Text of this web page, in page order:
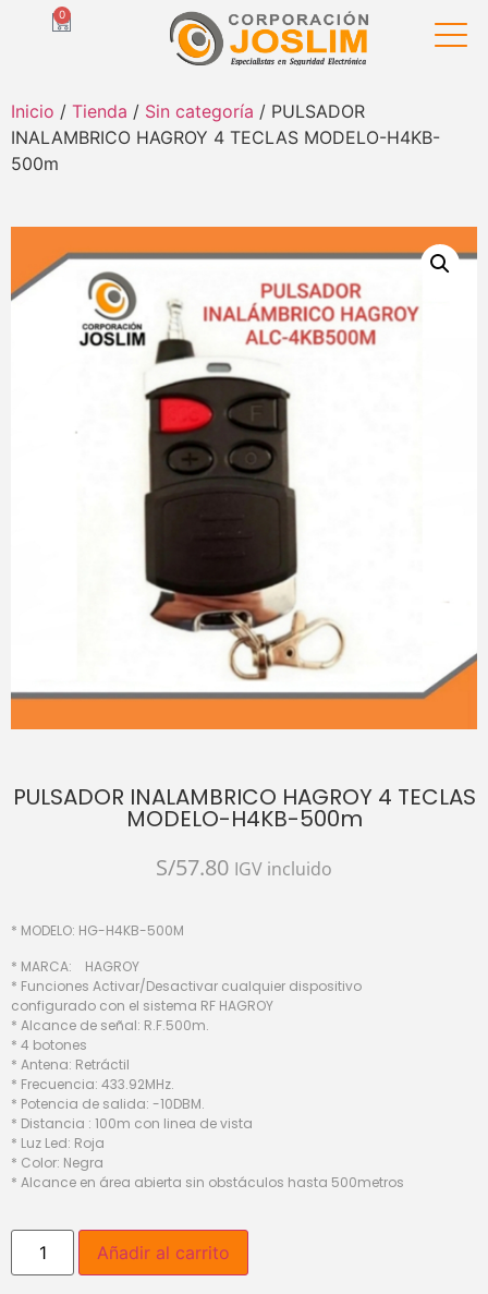
0
Inicio / Tienda / Sin categoría / PULSADOR
INALAMBRICO HAGROY 4 TECLAS MODELO-H4KB-
500m
PULSADOR INALAMBRICO HAGROY 4 TECLAS
MODELO-H4KB-500m
S/57.80 IGV incluido
* MODELO: HG-H4KB-500M
* MARCA: HAGROY
* Funciones Activar/Desactivar cualquier dispositivo
configurado con el sistema RF HAGROY
* Alcance de señal: R.F.500m.
* 4 botones
* Antena: Retráctil
* Frecuencia: 433.92MHz.
* Potencia de salida: -10DBM.
* Distancia : 100m con linea de vista
* Luz Led: Roja
* Color: Negra
* Alcance en área abierta sin obstáculos hasta 500metros
Añadir al carrito